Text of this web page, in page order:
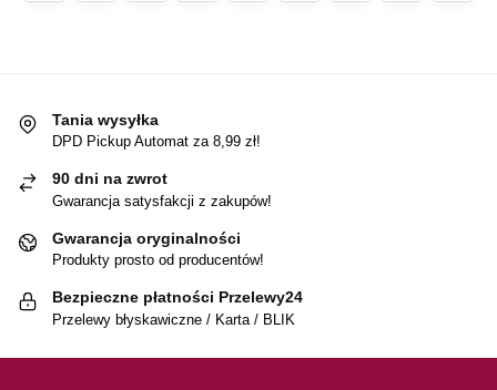
Tania wysyłka
DPD Pickup Automat za 8,99 zł!
90 dni na zwrot
Gwarancja satysfakcji z zakupów!
Gwarancja oryginalności
Produkty prosto od producentów!
Bezpieczne płatności Przelewy24
Przelewy błyskawiczne / Karta / BLIK